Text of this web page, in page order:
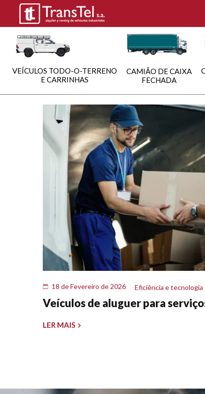
VEÍCULOS TODO-O-TERRENO
E CARRINHAS
CAMIÃO DE CAIXA
FECHADA
18 de Fevereiro de 2026 Eficiência e tecnologia
Veículos de aluguer para
LER MAIS